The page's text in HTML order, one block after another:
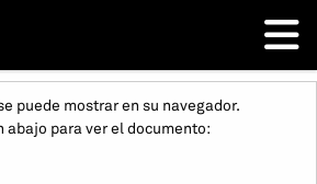
puede mostrar en su navegador.
abajo para ver el documento: